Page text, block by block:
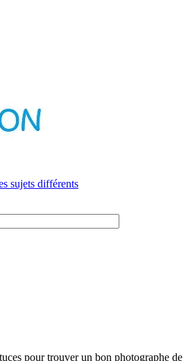
sujets différents
pour trouver un bon photographe de